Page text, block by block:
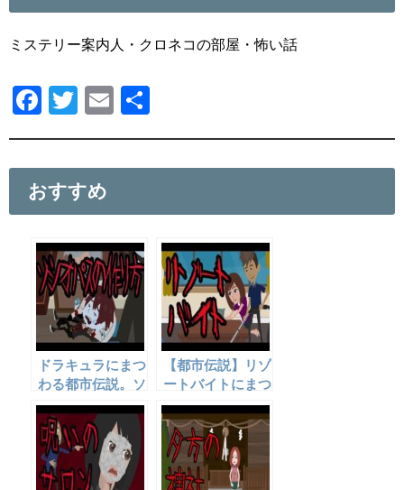
ミステリー案内人・クロネコの部屋・怖い話
F
e
b
o
o
k
T
er
E
おすすめ
ドラキュラにまつ
わる都市伝説。ソ
シオパスを作るに
は？
【都市伝説】リゾ
ートバイトにまつ
わる怖い話。